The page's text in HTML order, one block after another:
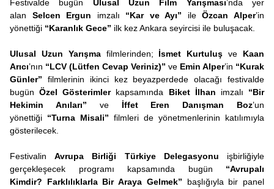
Festivalde bugün Ulusal Uzun Film Yarışması’nda yer
alan Selcen Ergun imzalı “Kar ve Ayı” ileÖzcan Alper’in
yönettiği “Karanlık Gece” ilk kez Ankara seyircisi ile buluşacak.
Ulusal Uzun Yarışmafilmlerinden; İsmet Kurtuluş ve Kaan
Arıcı’nın “LCV (Lütfen Cevap Veriniz)” ve Emin Alper’in “Kurak
Günler” filmlerinin ikinci kez beyazperdede olacağı festivalde
bugünÖzel Gösterimlerkapsamında Biket İlhan imzalı “Bir
Hekimin Anıları” ve İffet Eren Danışman Boz’un
yönettiği “Turna Misali” filmleri de yönetmenlerinin katılımıyla
gösterilecek.
FestivalinAvrupa Birliği Türkiye Delegasyonu işbirliğiyle
gerçekleşecek programı kapsamında bugün “Avrupalı
Kimdir? Farklılıklarla Bir Araya Gelmek” başlığıyla bir panel